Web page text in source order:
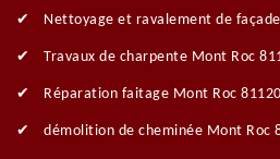
Nettoyage et ravalement de
Travaux de charpente Mont Roc
Réparation faitage Mont Roc 81120
démolition de cheminée Mont Roc